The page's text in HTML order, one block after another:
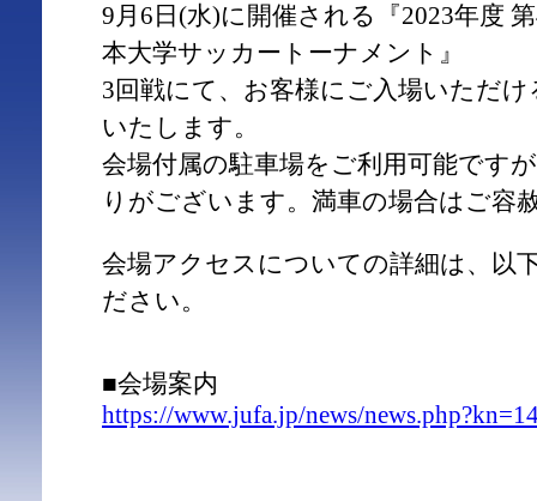
9月6日(水)に開催される『2023年度
本大学サッカートーナメント』
3回戦にて、お客様にご入場いただ
いたします。
会場付属の駐車場をご利用可能です
りがございます。満車の場合はご容
会場アクセスについての詳細は、以
ださい。
■会場案内
https://www.jufa.jp/news/